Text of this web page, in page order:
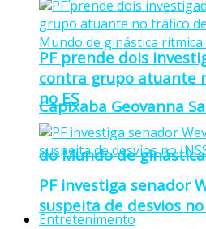
Capixaba Geovanna
do Mundo de
Entretenimento
PF prende dois
contra grupo atuante
no ES
PF investiga senador
suspeita de desvios no